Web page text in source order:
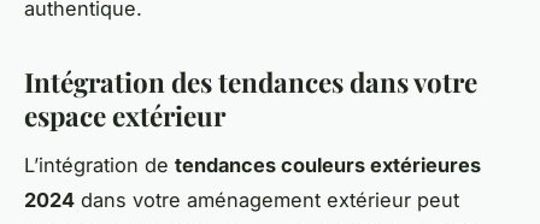
authentique.
Intégration des tendances dans votre
espace extérieur
L’intégration de tendances couleurs extérieures
2024 dans votre aménagement extérieur peut